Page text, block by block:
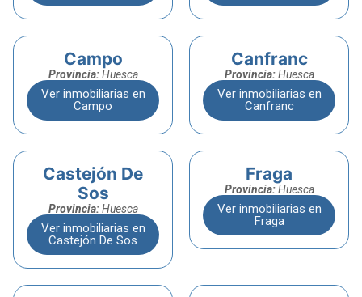
Campo
Provincia:Huesca
Ver inmobiliarias en
Campo
Canfranc
Provincia:Huesca
Ver inmobiliarias en
Canfranc
Castejón De
Sos
Provincia:Huesca
Ver inmobiliarias en
Castejón De Sos
Fraga
Provincia:Huesca
Ver inmobiliarias en
Fraga